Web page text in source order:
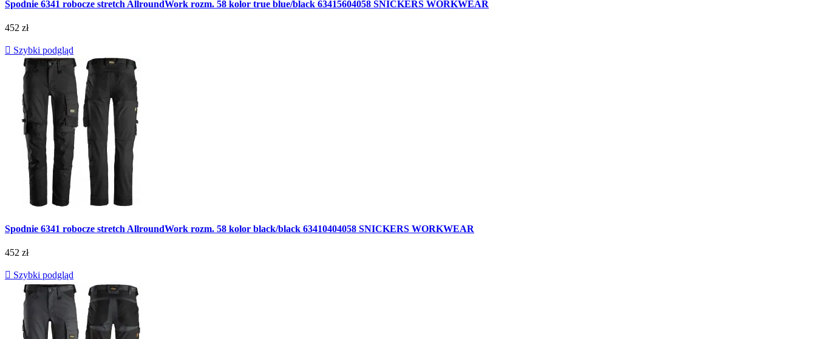
Spodnie 6341 robocze stretch AllroundWork rozm. 58 kolor true blue/black 63415604058 SNICKERS WORKWEAR
452 zł
 Szybki podgląd
Spodnie 6341 robocze stretch AllroundWork rozm. 58 kolor black/black 63410404058 SNICKERS WORKWEAR
452 zł
 Szybki podgląd